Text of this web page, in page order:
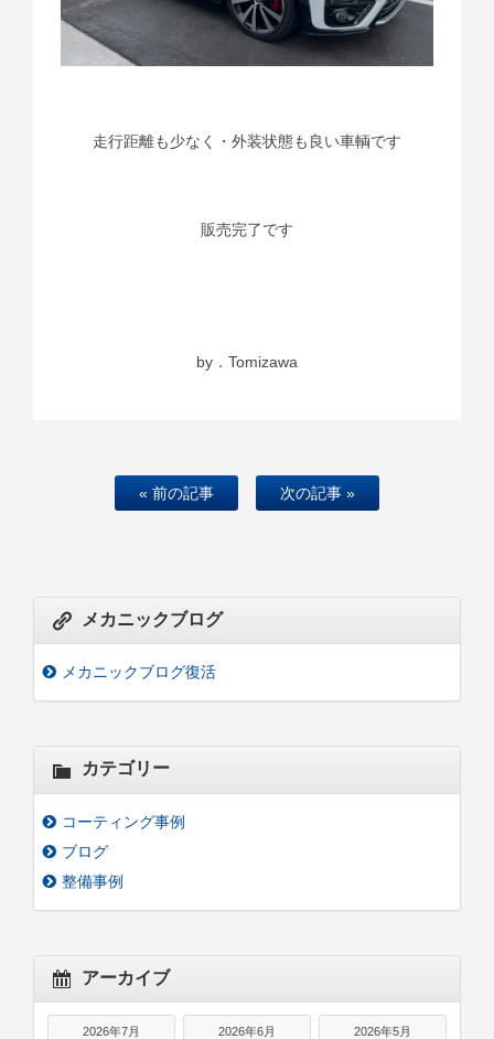
走行距離も少なく・外装状態も良い車輌です
販売完了です
by．Tomizawa
« 前の記事 次の記事 »
メカニックブログ
メカニックブログ復活
カテゴリー
コーティング事例
ブログ
整備事例
アーカイブ
2026年7月 2026年6月 2026年5月